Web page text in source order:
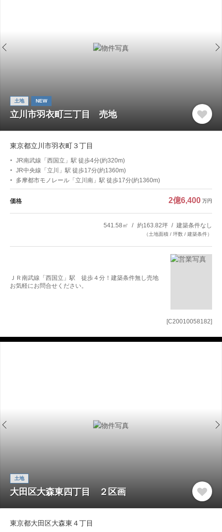
[C20010058182]
土地 NEW
立川市羽衣町三丁目 売地
東京都立川市羽衣町３丁目
JR南武線「西国立」駅 徒歩4分(約320m)
JR中央線「立川」駅 徒歩17分(約1360m)
多摩都市モノレール「立川南」駅 徒歩17分(約1360m)
価格 2億6,400 万円
541.58㎡ 約163.82坪 建築条件なし
（土地面積 / 坪数 / 建築条件）
ＪＲ南武線「西国立」駅 徒歩４分！建築条件無し売地
お気軽にお問合せください。
土地
大田区大森東四丁目 ２区画
東京都大田区大森東４丁目